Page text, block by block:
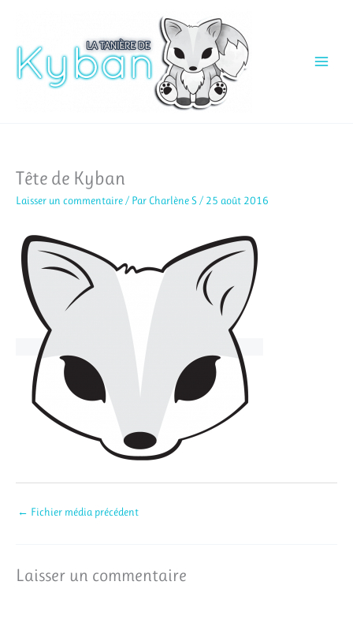
contenu
Tête de Kyban
Laisser un commentaire / Par Charlène S / 25 août 2016
← Fichier média précédent
Laisser un commentaire